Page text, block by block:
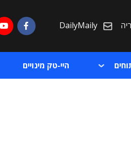
DailyMaily
היי-טק מינויים